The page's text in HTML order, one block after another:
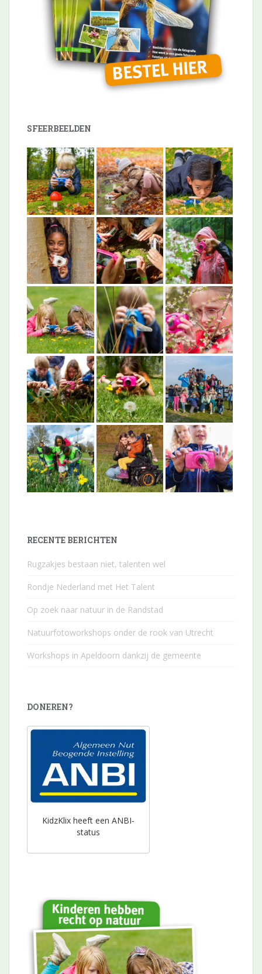
SFEERBEELDEN
RECENTE BERICHTEN
Rugzakjes bestaan niet, talenten wel
Rondje Nederland met Het Talent
Op zoek naar natuur in de Randstad
Natuurfotoworkshops onder de rook van Utrecht
Workshops in Apeldoorn dankzij de gemeente
DONEREN?
KidzKlix heeft een ANBI-
status